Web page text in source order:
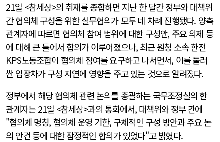
21일 <참세상>의 취재를 종합하면 지난 한 달간 정부와 대책위
간 협의체 구성을 위한 실무협의가 모두 네 차례 진행됐다. 양측
관계자에 따르면 협의체 참여 범위에 대한 구성안, 주요 의제 등
에 대해 큰 틀에서 합의가 이루어졌으나, 최근 원청 소속 한전
KPS노동조합이 협의체 참여를 요구하고 나서면서, 이를 둘러
싼 입장차가 구성 지연에 영향을 주고 있는 것으로 알려졌다.
정부에서 해당 협의체 관련 논의를 총괄하는 국무조정실의 한
관계자는 21일 <참세상>과의 통화에서, 대책위와 정부 간에
"협의체 명칭, 협의체 운영 기한, 구체적인 구성 방안과 주요 논
의 안건 등에 대한 잠정적인 합의가 있었다"고 밝혔다.